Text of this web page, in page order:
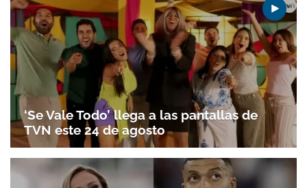
‘Se Vale Todo’ llega a las pantallas de
TVN este 24 de agosto